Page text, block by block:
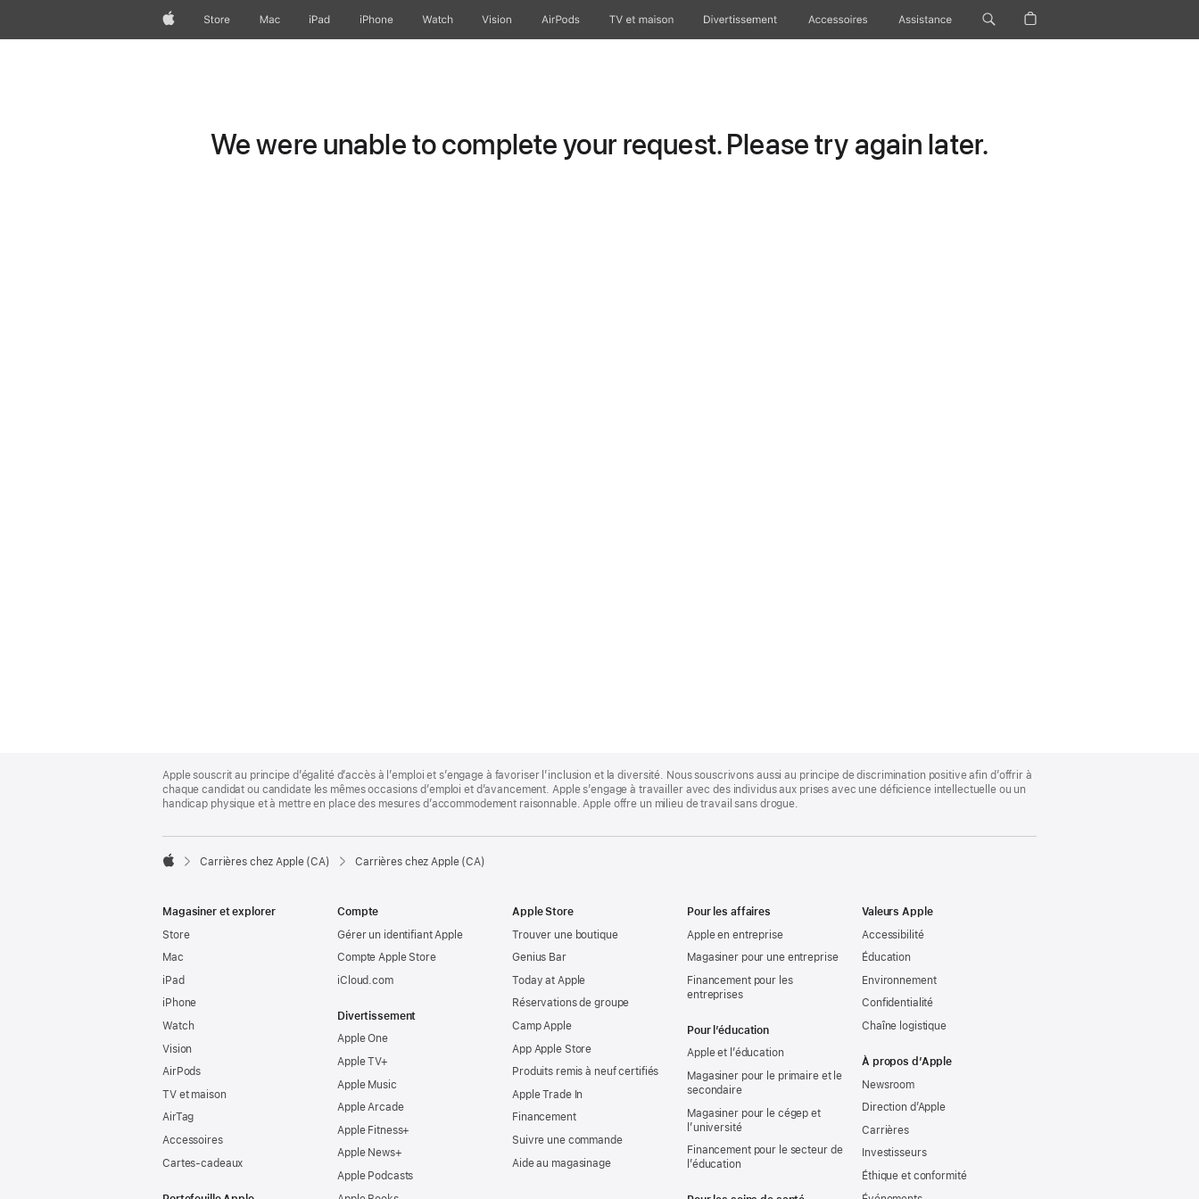
AppleStore Mac iPad iPhone Watch Vision AirPods TV et maison Divertissement Accessoires Assistance
We were unable to complete your request. Please try again later.
Footer
Apple souscrit au principe d’égalité d’accès à l’emploi et s’engage à favoriser l’inclusion et la diversité. Nous souscrivons aussi au principe de discrimination positive afin d’offrir à
chaque candidat ou candidate les mêmes occasions d’emploi et d’avancement. Apple s’engage à travailler avec des individus aux prises avec une déficience intellectuelle ou un
handicap physique et à mettre en place des mesures d’accommodement raisonnable. Apple offre un milieu de travail sans drogue.

Carrières chez Apple (CA) Carrières chez Apple (CA)
Magasiner et explorer
Store
Mac
iPad
iPhone
Watch
Vision
AirPods
TV et maison
AirTag
Accessoires
Cartes-cadeaux
Compte
Gérer un identifiant Apple
Compte Apple Store
iCloud.com
Divertissement
Apple One
Apple TV+
Apple Music
Apple Arcade
Apple Fitness+
Apple News+
Apple Podcasts
Apple Store
Trouver une boutique
Genius Bar
Today at Apple
Réservations de groupe
Camp Apple
App Apple Store
Produits remis à neuf certifiés
Apple Trade In
Financement
Suivre une commande
Aide au magasinage
Pour les affaires
Apple en entreprise
Magasiner pour une entreprise
Financement pour les
entreprises
Pour l’éducation
Apple et l’éducation
Magasiner pour le primaire et le
secondaire
Magasiner pour le cégep et
l’université
Financement pour le secteur de
l’éducation
Valeurs Apple
Accessibilité
Éducation
Environnement
Confidentialité
Chaîne logistique
À propos d’Apple
Newsroom
Direction d’Apple
Carrières
Investisseurs
Éthique et conformité